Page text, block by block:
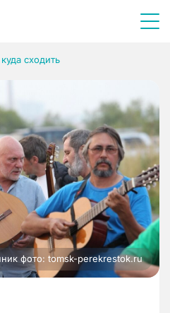
сходить
фото: tomsk-perekrestok.ru